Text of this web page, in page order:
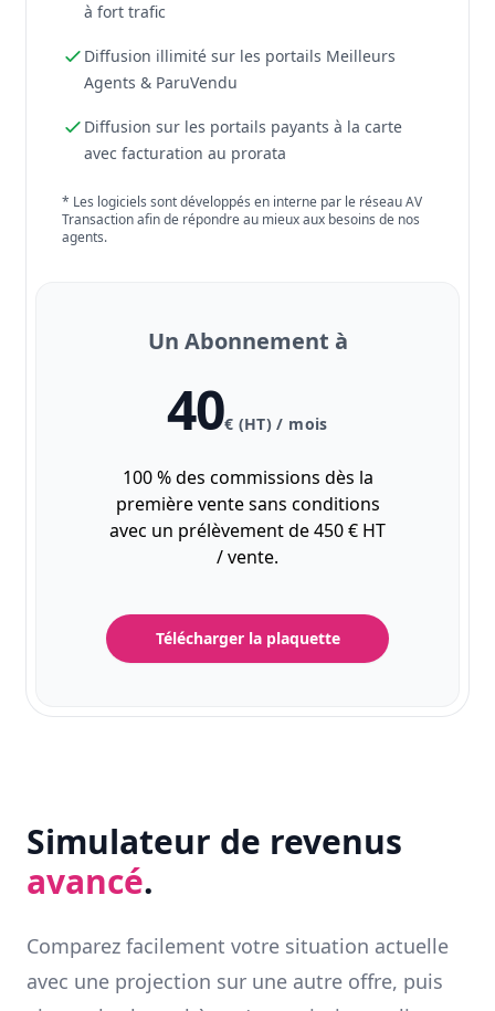
à fort trafic
Diffusion illimité sur les portails Meilleurs
Agents & ParuVendu
Diffusion sur les portails payants à la carte
avec facturation au prorata
* Les logiciels sont développés en interne par le réseau AV
Transaction afin de répondre au mieux aux besoins de nos
agents.
Un Abonnement à
40€ (HT) / mois
100 % des commissions dès la
première vente sans conditions
avec un prélèvement de 450 € HT
/ vente.
Télécharger la plaquette
Simulateur de revenus
avancé.
Comparez facilement votre situation actuelle
avec une projection sur une autre offre, puis